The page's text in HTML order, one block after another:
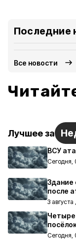
Последние
Все новости
Лучшее за
ВСУ
Сегодня,
Здание
после
3 августа
Четыре
Сегодня,